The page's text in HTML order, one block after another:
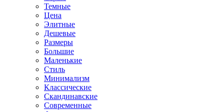
Темные
Цена
Элитные
Дешевые
Размеры
Большие
Маленькие
Стиль
Минимализм
Классические
Скандинавские
Современные